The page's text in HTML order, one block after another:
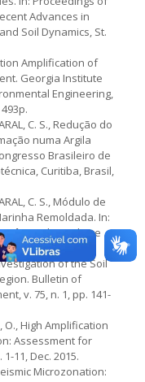
Advances in
Soil Dynamics, St.
Amplification of
Georgia Institute
Engineering,
C. S., Redução do
numa Argila
Brasileiro de
Curitiba, Brasil,
C. S., Módulo de
Remoldada. In:
dos Solos e
Ago. 2006.
of the Soil
Bulletin of
v. 75, n. 1, pp. 141-
O., High Amplification
Assessment for
11, Dec. 2015.
Microzonation: